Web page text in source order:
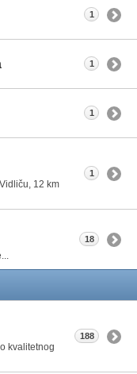
1
1
1
12 km
1
18
kvalitetnog
188